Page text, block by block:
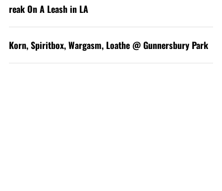
reak On A Leash in LA
Korn, Spiritbox, Wargasm, Loathe @ Gunnersbury Park